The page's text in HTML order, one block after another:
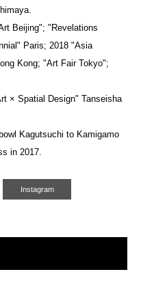
Beijing"; "Revelations
Paris; 2018 "Asia
Kong; "Art Fair Tokyo";
× Spatial Design" Tanseisha
Kagutsuchi to Kamigamo
in 2017.
Instagram